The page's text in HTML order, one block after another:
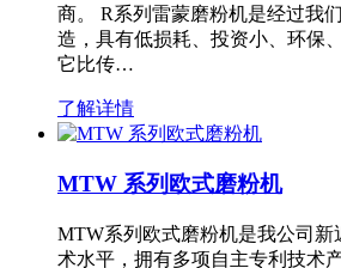
商。 R系列雷蒙磨粉机是经过我
造，具有低损耗、投资小、环保
它比传…
了解详情
MTW 系列欧式磨粉机
MTW系列欧式磨粉机是我公司
术水平，拥有多项自主专利技术